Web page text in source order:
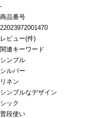
-
商品番号
22023972001470
レビュー(件)
関連キーワード
シンプル
シルバー
リネン
シンプルなデザイン
シック
普段使い